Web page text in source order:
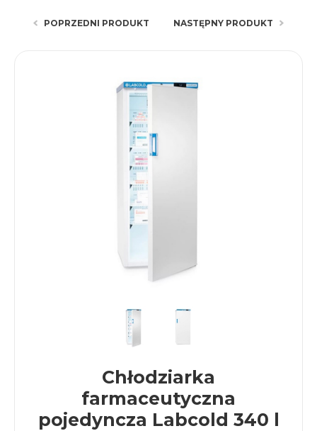
POPRZEDNI PRODUKT NASTĘPNY PRODUKT
Chłodziarka
farmaceutyczna
pojedyncza Labcold 340 l